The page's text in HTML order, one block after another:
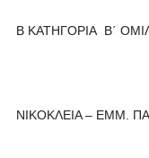
Β ΚΑΤΗΓΟΡΙΑ Β΄
ΝΙΚΟΚΛΕΙΑ –